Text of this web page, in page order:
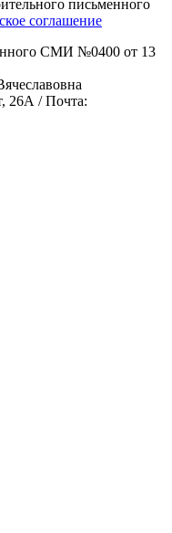
письменного
соглашение
СМИ №0400 от 13
26А / Почта: